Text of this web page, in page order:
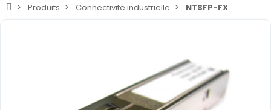
Produits Connectivité industrielle NTSFP-FX